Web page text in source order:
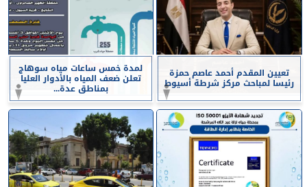
تعيين المقدم أحمد عاصم حمزة
رئيسا لمباحث مركز شرطة أسيوط
لمدة خمس ساعات مياه سوهاج
تعلن ضعف المياه بالأدوار العليا
بمناطق عدة...